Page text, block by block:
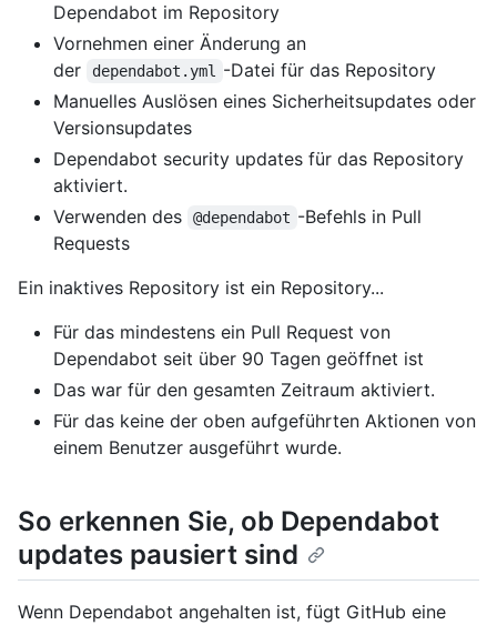
Dependabot im Repository
Vornehmen einer Änderung an
der
dependabot.yml
-Datei für das Repository
Manuelles Auslösen eines Sicherheitsupdates oder
Versionsupdates
Dependabot security updates für das Repository
aktiviert.
Verwenden des
@dependabot -Befehls in Pull
Requests
Ein inaktives Repository ist ein Repository...
Für das mindestens ein Pull Request von
Dependabot seit über 90 Tagen geöffnet ist
Das war für den gesamten Zeitraum aktiviert.
Für das keine der oben aufgeführten Aktionen von
einem Benutzer ausgeführt wurde.
So erkennen Sie, ob Dependabot
updates pausiert sind
Wenn Dependabot angehalten ist, fügt GitHub eine